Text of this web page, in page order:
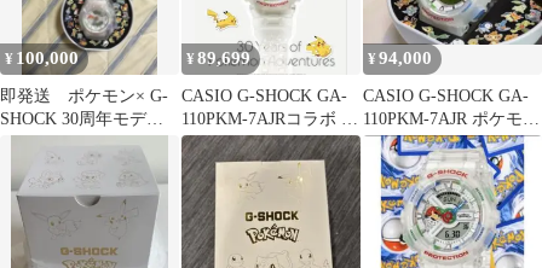
¥ 100,000
即発送 ポケモン× G-
SHOCK 30周年モデル
¥89,699
CASIO G-SHOCK GA-
110PKM-7AJRコラボ ポ
ケモン
¥94,000
CASIO G-SHOCK GA-
110PKM-7AJR ポケモン
コラボモデル